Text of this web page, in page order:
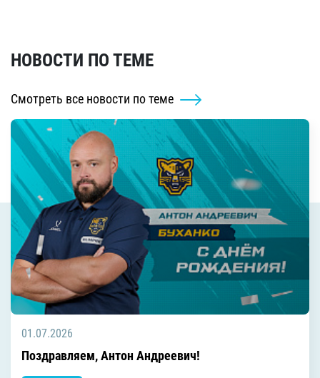
НОВОСТИ ПО ТЕМЕ
Смотреть все новости по теме
01.07.2026
Поздравляем, Антон Андреевич!